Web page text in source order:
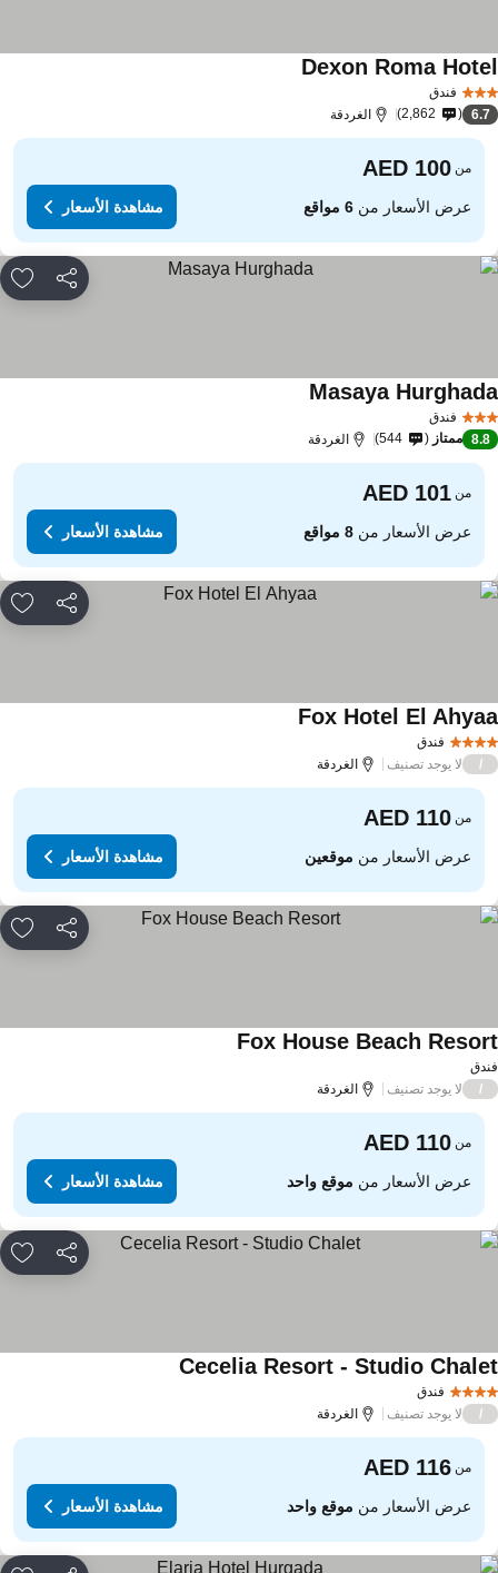
فندق
Dexon Roma
6.7
2,862 الغردقة
من
عرض الأسعار من6 مواقع مشاهدة الأسعار
مشاركة
فندق
Masaya
8.8 ممتاز 544 الغردقة
من
عرض الأسعار من8 مواقع مشاهدة الأسعار
مشاركة
فندق
Fox Hotel El
لا يوجد تصنيف الغردقة
من
عرض الأسعار منموقعين مشاهدة الأسعار
مشاركة
Fox House Beach
لا يوجد تصنيف الغردقة
من
عرض الأسعار منموقع واحد مشاهدة الأسعار
مشاركة
فندق
Cecelia Resort - Studio
لا يوجد تصنيف الغردقة
من
عرض الأسعار منموقع واحد مشاهدة الأسعار